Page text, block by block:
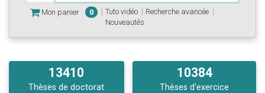
Mon panier 0 Tuto vidéo
Recherche avancée
Nouveautés
13410
Thèses de doctorat
10384
Thèses d'exercice